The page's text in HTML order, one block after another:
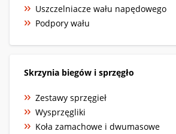
Uszczelniacze wału napędowego
Podpory wału
Skrzynia biegów i sprzęgło
Zestawy sprzęgieł
Wysprzęgliki
Koła zamachowe i dwumasowe